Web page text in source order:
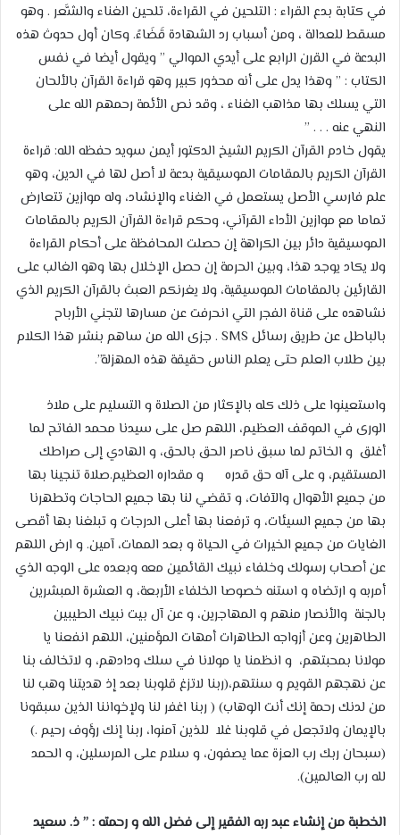
في كتابة بدع القراء : التلحين في القراءة، تلحين الغناء والشَّعر . وهو
مسقط للعدالة ، ومن أسباب رد الشهادة قَضَاءً. وكان أول حدوث هذه
البدعة في القرن الرابع على أيدي الموالي ” ويقول أيضا في نفس
الكتاب : ” وهذا يدل على أنه محذور كبير وهو قراءة القرآن بالألحان
التي يسلك بها مذاهب الغناء ، وقد نص الأئمة رحمهم الله على
النهي عنه . . . ”
يقول خادم القرآن الكريم الشيخ الدكتور أيمن سويد حفظه الله: قراءة
القرآن الكريم بالمقامات الموسيقية بدعة لا أصل لها في الدين، وهو
علم فارسي الأصل يستعمل في الغناء والإنشاد، وله موازين تتعارض
تماما مع موازين الأداء القرآني، وحكم قراءة القرآن الكريم بالمقامات
الموسيقية دائر بين الكراهة إن حصلت المحافظة على أحكام القراءة
ولا يكاد يوجد هذا، وبين الحرمة إن حصل الإخلال بها وهو الغالب على
القارئين بالمقامات الموسيقية، ولا يغرنكم العبث بالقرآن الكريم الذي
نشاهده على قناة الفجر التي انحرفت عن مسارها لتجني الأرباح
بالباطل عن طريق رسائل SMS . جزى الله من ساهم بنشر هذا الكلام
بين طلاب العلم حتى يعلم الناس حقيقة هذه المهزلة”.
واستعينوا على ذلك كله بالإكثار من الصلاة و التسليم على ملاذ
الورى في الموقف العظيم، اللهم صل على سيدنا محمد الفاتح لما
أغلق و الخاتم لما سبق ناصر الحق بالحق، و الهادي إلى صراطك
المستقيم، و على آله حق قدره و مقداره العظيم.صلاة تنجينا بها
من جميع الأهوال والآفات، و تقضي لنا بها جميع الحاجات وتطهرنا
بها من جميع السيئات، و ترفعنا بها أعلى الدرجات و تبلغنا بها أقصى
الغايات من جميع الخيرات في الحياة و بعد الممات، آمين. و ارض اللهم
عن أصحاب رسولك وخلفاء نبيك القائمين معه وبعده على الوجه الذي
أمربه و ارتضاه و استنه خصوصا الخلفاء الأربعة، و العشرة المبشرين
بالجنة والأنصار منهم و المهاجرين، و عن آل بيت نبيك الطيبين
الطاهرين وعن أزواجه الطاهرات أمهات المؤمنين، اللهم انفعنا يا
مولانا بمحبتهم، و انظمنا يا مولانا في سلك ودادهم، و لاتخالف بنا
عن نهجهم القويم و سنتهم،(ربنا لاتزغ قلوبنا بعد إذ هديتنا وهب لنا
من لدنك رحمة إنك أنت الوهاب) ( ربنا اغفر لنا ولإخواننا الذين سبقونا
بالإيمان ولاتجعل في قلوبنا غلا للذين آمنوا، ربنا إنك رؤوف رحيم .)
(سبحان ربك رب العزة عما يصفون، و سلام على المرسلين، و الحمد
لله رب العالمين).
الخطبة من إنشاء عبد ربه الفقير إلى فضل الله و رحمته : ” ذ. سعيد